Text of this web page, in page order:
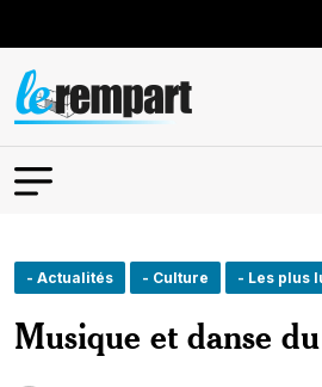
- Actualités - Culture - Les plus
Musique et danse